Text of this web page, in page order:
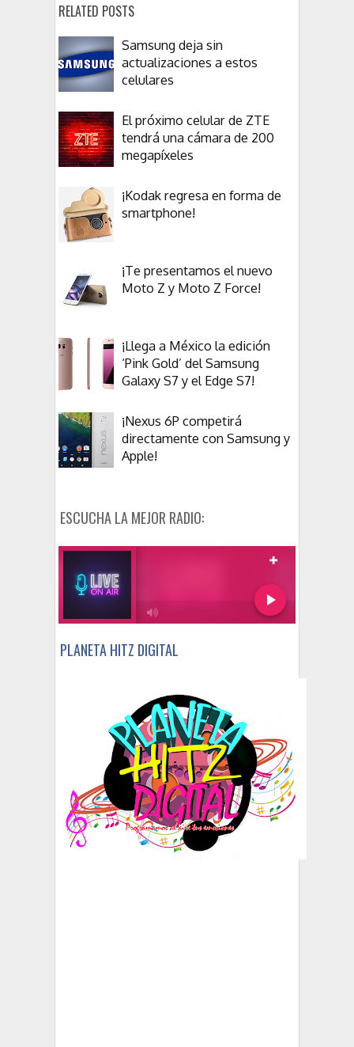
RELATED POSTS
Samsung deja sin
actualizaciones a estos
celulares
El próximo celular de ZTE
tendrá una cámara de 200
megapíxeles
¡Kodak regresa en forma de
smartphone!
¡Te presentamos el nuevo
Moto Z y Moto Z Force!
¡Llega a México la edición
‘Pink Gold’ del Samsung
Galaxy S7 y el Edge S7!
¡Nexus 6P competirá
directamente con Samsung y
Apple!
ESCUCHA LA MEJOR RADIO:
PLANETA HITZ DIGITAL